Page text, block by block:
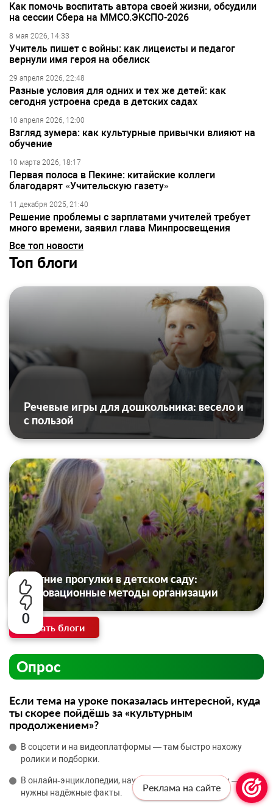
0
Как помочь воспитать автора своей жизни, обсудили
на сессии Сбера на ММСО.ЭКСПО-2026
8 мая 2026, 14:33
Учитель пишет с войны: как лицеисты и педагог
вернули имя героя на обелиск
29 апреля 2026, 22:48
Разные условия для одних и тех же детей: как
сегодня устроена среда в детских садах
10 апреля 2026, 12:00
Взгляд зумера: как культурные привычки влияют на
обучение
10 марта 2026, 18:17
Первая полоса в Пекине: китайские коллеги
благодарят «Учительскую газету»
11 декабря 2025, 21:40
Решение проблемы с зарплатами учителей требует
много времени, заявил глава Минпросвещения
Все топ новости
Топ блоги
Речевые игры для дошкольника: весело и
с пользой
Летние прогулки в детском саду:
инновационные методы организации
Читать блоги
Опрос
Если тема на уроке показалась интересной, куда
ты скорее пойдёшь за «культурным
продолжением»?
В соцсети и на видеоплатформы — там быстро нахожу
ролики и подборки.
В онлайн‑энциклопедии, научно‑популярные сайты —
нужны надёжные факты.
Реклама на сайте